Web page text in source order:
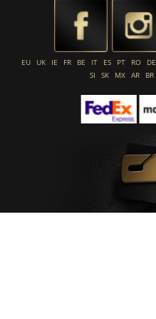
EU UK IE FR BE IT ES PT RO DE
SI
SK MX AR BR